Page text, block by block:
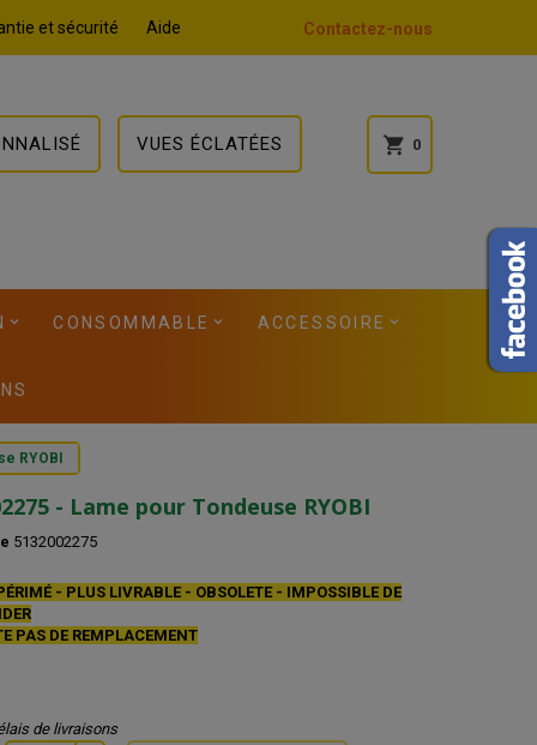
et sécurité Aide Contactez-nous
VUES ÉCLATÉES shopping_cart 0
CONSOMMABLE ACCESSOIRE
RYOBI
- Lame pour Tondeuse RYOBI
5132002275
- PLUS LIVRABLE - OBSOLETE - IMPOSSIBLE DE
PAS DE REMPLACEMENT
de livraisons